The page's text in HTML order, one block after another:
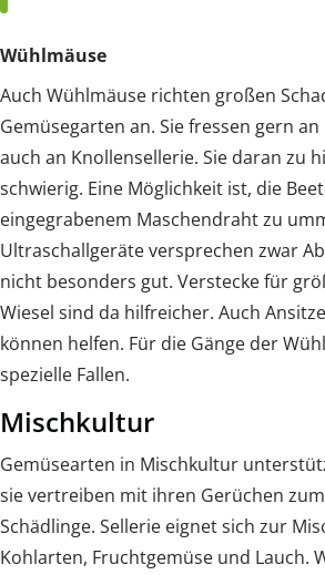
Wühlmäuse
Auch Wühlmäuse richten großen
Gemüsegarten an. Sie fressen gern
auch an Knollensellerie. Sie daran zu
schwierig. Eine Möglichkeit ist, die
eingegrabenem Maschendraht zu
Ultraschallgeräte versprechen zwar
nicht besonders gut. Verstecke für
Wiesel sind da hilfreicher. Auch
können helfen. Für die Gänge der
spezielle Fallen.
Mischkultur
Gemüsearten in Mischkultur
sie vertreiben mit ihren Gerüchen
Schädlinge. Sellerie eignet sich zur
Kohlarten, Fruchtgemüse und Lauch.